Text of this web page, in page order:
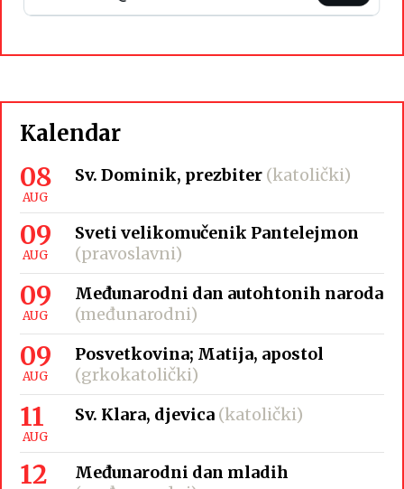
Kalendar
08
AUG
Sv. Dominik, prezbiter (katolički)
09
AUG
Sveti velikomučenik Pantelejmon
(pravoslavni)
09
AUG
Međunarodni dan autohtonih naroda
(međunarodni)
09
AUG
Posvetkovina; Matija, apostol
(grkokatolički)
11
AUG
Sv. Klara, djevica (katolički)
12
Međunarodni dan mladih